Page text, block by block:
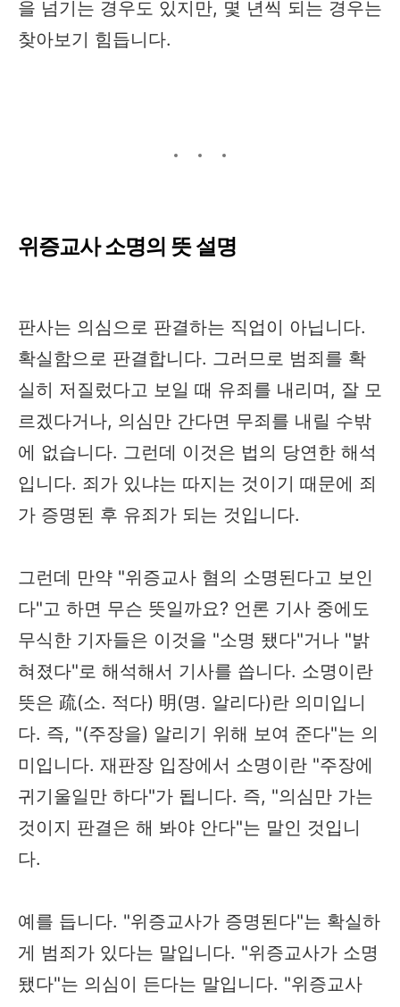
을 넘기는 경우도 있지만, 몇 년씩 되는 경우는
찾아보기 힘듭니다.
위증교사 소명의 뜻 설명
판사는 의심으로 판결하는 직업이 아닙니다.
확실함으로 판결합니다. 그러므로 범죄를 확
실히 저질렀다고 보일 때 유죄를 내리며, 잘 모
르겠다거나, 의심만 간다면 무죄를 내릴 수밖
에 없습니다. 그런데 이것은 법의 당연한 해석
입니다. 죄가 있냐는 따지는 것이기 때문에 죄
가 증명된 후 유죄가 되는 것입니다.
그런데 만약 "위증교사 혐의 소명된다고 보인
다"고 하면 무슨 뜻일까요? 언론 기사 중에도
무식한 기자들은 이것을 "소명 됐다"거나 "밝
혀졌다"로 해석해서 기사를 씁니다. 소명이란
뜻은 疏(소. 적다) 明(명. 알리다)란 의미입니
다. 즉, "(주장을) 알리기 위해 보여 준다"는 의
미입니다. 재판장 입장에서 소명이란 "주장에
귀기울일만 하다"가 됩니다. 즉, "의심만 가는
것이지 판결은 해 봐야 안다"는 말인 것입니
다.
예를 듭니다. "위증교사가 증명된다"는 확실하
게 범죄가 있다는 말입니다. "위증교사가 소명
됐다"는 의심이 든다는 말입니다. "위증교사